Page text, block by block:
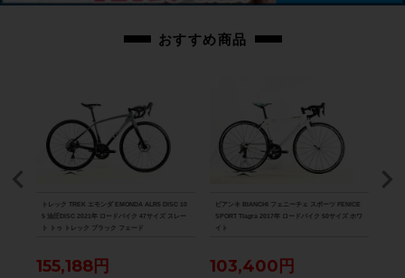
おすすめ商品
トレック TREK エモンダ EMONDA ALR5 DISC 10
5 油圧DISC 2021年 ロードバイク 47サイズ スレー
ト トゥ トレック ブラック フェード
155,188円
ビアンキ BIANCHI フェニーチェ スポーツ FENICE
SPORT Tiagra 2017年 ロードバイク 50サイズ ホワ
イト
103,400円